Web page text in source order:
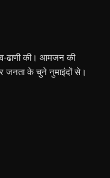
ढाणी की। आमजन की
के चुने नुमाइंदों से।